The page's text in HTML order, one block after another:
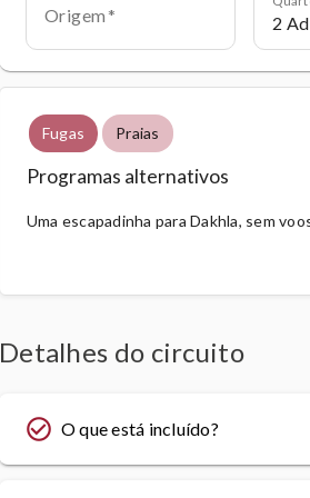
Origem
Fugas Praias
Programas alternativos
Uma escapadinha para Dakhla, sem
Detalhes do circuito
check_circle_outline O que está incluído?